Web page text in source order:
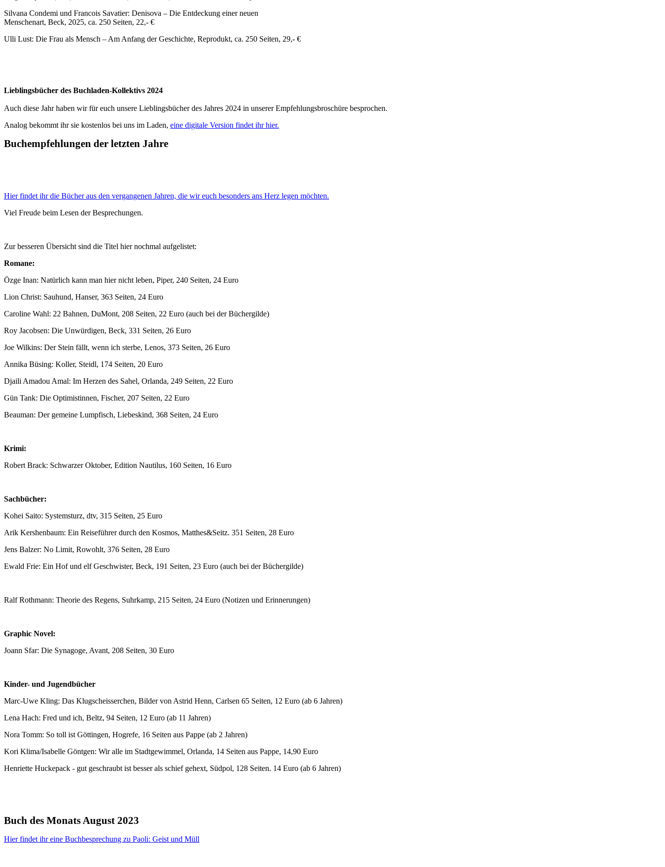
Silvana Condemi und Francois Savatier: Denisova – Die Entdeckung einer neuen
Menschenart, Beck, 2025, ca. 250 Seiten, 22,- €
Ulli Lust: Die Frau als Mensch – Am Anfang der Geschichte, Reprodukt, ca. 250 Seiten, 29,- €
Lieblingsbücher des Buchladen-Kollektivs 2024
Auch diese Jahr haben wir für euch unsere Lieblingsbücher des Jahres 2024 in unserer Empfehlungsbroschüre besprochen.
Analog bekommt ihr sie kostenlos bei uns im Laden, eine digitale Version findet ihr hier.
Buchempfehlungen der letzten Jahre
Hier findet ihr die Bücher aus den vergangenen Jahren, die wir euch besonders ans Herz legen möchten.
Viel Freude beim Lesen der Besprechungen.
Zur besseren Übersicht sind die Titel hier nochmal aufgelistet:
Romane:
Özge Inan: Natürlich kann man hier nicht leben, Piper, 240 Seiten, 24 Euro
Lion Christ: Sauhund, Hanser, 363 Seiten, 24 Euro
Caroline Wahl: 22 Bahnen, DuMont, 208 Seiten, 22 Euro (auch bei der Büchergilde)
Roy Jacobsen: Die Unwürdigen, Beck, 331 Seiten, 26 Euro
Joe Wilkins: Der Stein fällt, wenn ich sterbe, Lenos, 373 Seiten, 26 Euro
Annika Büsing: Koller, Steidl, 174 Seiten, 20 Euro
Djaili Amadou Amal: Im Herzen des Sahel, Orlanda, 249 Seiten, 22 Euro
Gün Tank: Die Optimistinnen, Fischer, 207 Seiten, 22 Euro
Beauman: Der gemeine Lumpfisch, Liebeskind, 368 Seiten, 24 Euro
Krimi:
Robert Brack: Schwarzer Oktober, Edition Nautilus, 160 Seiten, 16 Euro
Sachbücher:
Kohei Saito: Systemsturz, dtv, 315 Seiten, 25 Euro
Arik Kershenbaum: Ein Reiseführer durch den Kosmos, Matthes&Seitz. 351 Seiten, 28 Euro
Jens Balzer: No Limit, Rowohlt, 376 Seiten, 28 Euro
Ewald Frie: Ein Hof und elf Geschwister, Beck, 191 Seiten, 23 Euro (auch bei der Büchergilde)
Ralf Rothmann: Theorie des Regens, Suhrkamp, 215 Seiten, 24 Euro (Notizen und Erinnerungen)
Graphic Novel:
Joann Sfar: Die Synagoge, Avant, 208 Seiten, 30 Euro
Kinder- und Jugendbücher
Marc-Uwe Kling: Das Klugscheisserchen, Bilder von Astrid Henn, Carlsen 65 Seiten, 12 Euro (ab 6 Jahren)
Lena Hach: Fred und ich, Beltz, 94 Seiten, 12 Euro (ab 11 Jahren)
Nora Tomm: So toll ist Göttingen, Hogrefe, 16 Seiten aus Pappe (ab 2 Jahren)
Kori Klima/Isabelle Göntgen: Wir alle im Stadtgewimmel, Orlanda, 14 Seiten aus Pappe, 14,90 Euro
Henriette Huckepack - gut geschraubt ist besser als schief gehext, Südpol, 128 Seiten. 14 Euro (ab 6 Jahren)
Buch des Monats August 2023
Hier findet ihr eine Buchbesprechung zu Paoli: Geist und Müll